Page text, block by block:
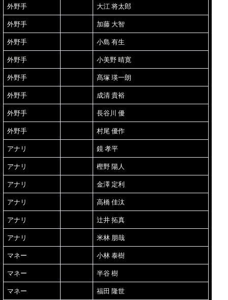
外野手 大江 将太郎
外野手 加藤 大智
外野手 小島 有生
外野手 小美野 晴寛
外野手 髙塚 瑛一朗
外野手 成清 貴裕
外野手 長谷川 優
外野手 村尾 優作
アナリ 鏡 孝平
アナリ 樫野 陽人
アナリ 金澤 定利
アナリ 高橋 佳汰
アナリ 辻井 拓真
アナリ 米林 朋哉
マネー 小林 泰樹
マネー 半谷 樹
マネー 福田 隆世